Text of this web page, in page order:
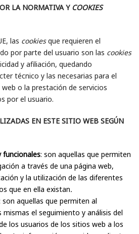
LA NORMATIVA Y COOKIES
las cookiesque requieren el
por parte del usuario son las cookies
y afiliación, quedando
técnico y las necesarias para el
o la prestación de servicios
por el usuario.
EN ESTE SITIO WEB SEGÚN
funcionales: son aquellas que permiten
a través de una página web,
y la utilización de las diferentes
que en ella existan.
son aquellas que permiten al
mismas el seguimiento y análisis del
los usuarios de los sitios web a los